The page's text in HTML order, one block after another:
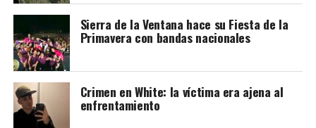
Sierra de la Ventana hace su Fiesta de la
Primavera con bandas nacionales
Crimen en White: la víctima era ajena al
enfrentamiento